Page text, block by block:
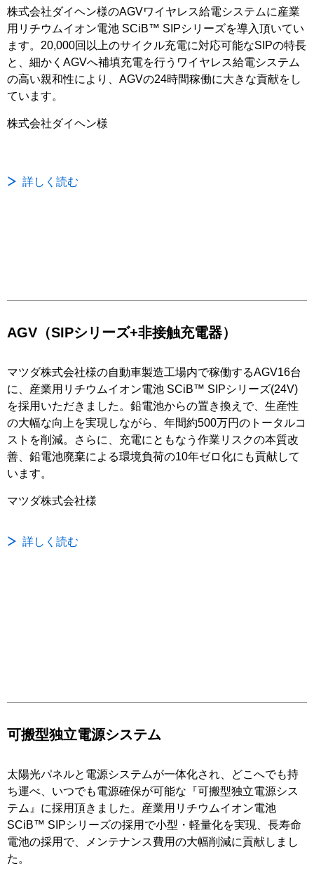
株式会社ダイヘン様のAGVワイヤレス給電システムに産業
用リチウムイオン電池 SCiB™ SIPシリーズを導入頂いてい
ます。20,000回以上のサイクル充電に対応可能なSIPの特長
と、細かくAGVへ補填充電を行うワイヤレス給電システム
の高い親和性により、AGVの24時間稼働に大きな貢献をし
ています。
株式会社ダイヘン様
詳しく読む
AGV（SIPシリーズ+非接触充電器）
マツダ株式会社様の自動車製造工場内で稼働するAGV16台
に、産業用リチウムイオン電池 SCiB™ SIPシリーズ(24V)
を採用いただきました。鉛電池からの置き換えで、生産性
の大幅な向上を実現しながら、年間約500万円のトータルコ
ストを削減。さらに、充電にともなう作業リスクの本質改
善、鉛電池廃棄による環境負荷の10年ゼロ化にも貢献して
います。
マツダ株式会社様
詳しく読む
可搬型独立電源システム
太陽光パネルと電源システムが一体化され、どこへでも持
ち運べ、いつでも電源確保が可能な『可搬型独立電源シス
テム』に採用頂きました。産業用リチウムイオン電池
SCiB™ SIPシリーズの採用で小型・軽量化を実現、長寿命
電池の採用で、メンテナンス費用の大幅削減に貢献しまし
た。